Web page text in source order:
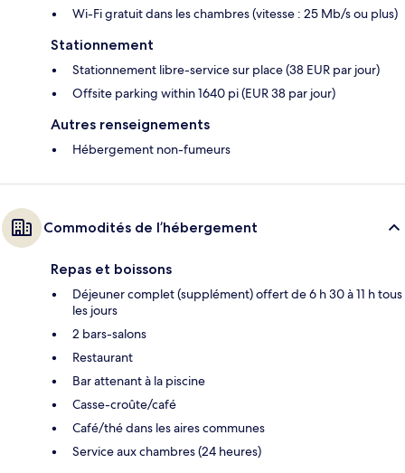
Wi-Fi gratuit dans les chambres (vitesse : 25 Mb/s ou plus)
Stationnement
Stationnement libre-service sur place (38 EUR par jour)
Offsite parking within 1640 pi (EUR 38 par jour)
Autres renseignements
Hébergement non-fumeurs
Commodités de l’hébergement
Repas et boissons
Déjeuner complet (supplément) offert de 6 h 30 à 11 h tous
les jours
2 bars-salons
Restaurant
Bar attenant à la piscine
Casse-croûte/café
Café/thé dans les aires communes
Service aux chambres (24 heures)